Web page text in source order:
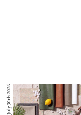
July 30th 2026